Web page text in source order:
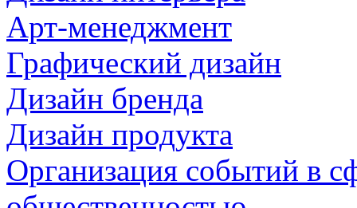
Арт-менеджмент
Графический дизайн
Дизайн бренда
Дизайн продукта
Организация событий в